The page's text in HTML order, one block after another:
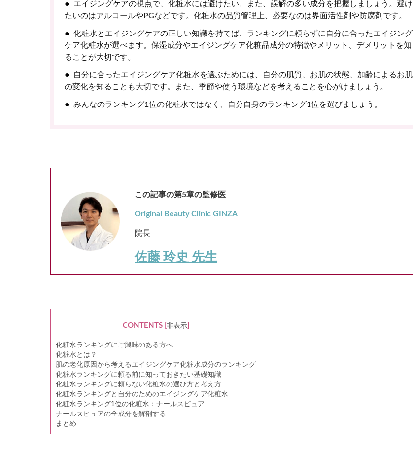
エイジングケアの視点で、化粧水には避けたい、また、誤解の多い成分を把握しましょう。避け
たいのはアルコールやPGなどです。化粧水の品質管理上、必要なのは界面活性剤や防腐剤です。
化粧水とエイジングケアの正しい知識を持てば、ランキングに頼らずに自分に合ったエイジング
ケア化粧水が選べます。保湿成分やエイジングケア化粧品成分の特徴やメリット、デメリットを知
ることが大切です。
自分に合ったエイジングケア化粧水を選ぶためには、自分の肌質、お肌の状態、加齢によるお肌
の変化を知ることも大切です。また、季節や使う環境などを考えることを心がけましょう。
みんなのランキング1位の化粧水ではなく、自分自身のランキング1位を選びましょう。
この記事の第5章の監修医
Original Beauty Clinic GINZA
院長
佐藤 玲史 先生
CONTENTS 非表示]
化粧水ランキングにご興味のある方へ
化粧水とは？
肌の老化原因から考えるエイジングケア化粧水成分のランキング
化粧水ランキングに頼る前に知っておきたい基礎知識
化粧水ランキングに頼らない化粧水の選び方と考え方
化粧水ランキングと自分のためのエイジングケア化粧水
化粧水ランキング1位の化粧水：ナールスピュア
ナールスピュアの全成分を解剖する
まとめ